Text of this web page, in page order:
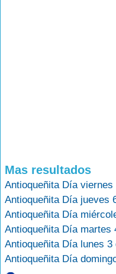
Mas resultados
Antioqueñita Día viernes
Antioqueñita Día jueves
Antioqueñita Día
Antioqueñita Día martes
Antioqueñita Día lunes 3
Antioqueñita Día